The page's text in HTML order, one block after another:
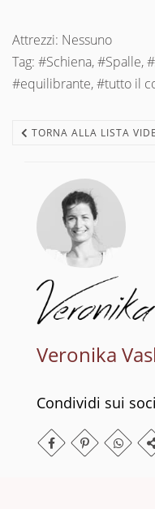
Attrezzi: Nessuno
Tag: #Schiena, #Spalle,
#equilibrante, #tutto il
TORNA ALLA LISTA
Veronika
Condividi sui